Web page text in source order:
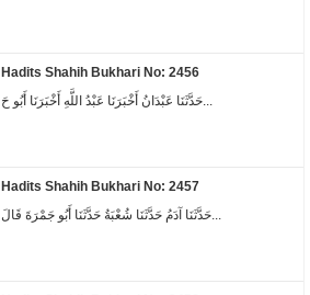
Hadits Shahih Bukhari No: 2456
حَدَّثَنَا عَبْدَانُ أَخْبَرَنَا عَبْدُ اللَّهِ أَخْبَرَنَا أَبُو حَ...
Hadits Shahih Bukhari No: 2457
حَدَّثَنَا آدَمُ حَدَّثَنَا شُعْبَةُ حَدَّثَنَا أَبُو جَمْرَةَ قَالَ...